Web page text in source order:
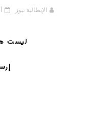
الإيطالية نيوز
ليست